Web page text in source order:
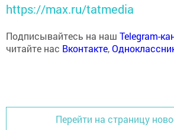
https://max.ru/tatmedia
Подписывайтесь на наш Telegram-
читайте нас Вконтакте,
Перейти на страницу